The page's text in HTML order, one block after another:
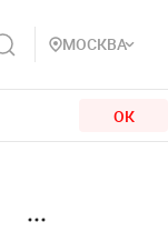
МОСКВА
ОК